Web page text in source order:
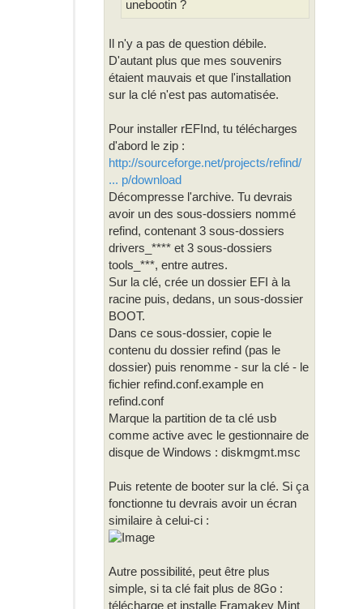
unebootin ?
Il n'y a pas de question débile.
D'autant plus que mes souvenirs
étaient mauvais et que l'installation
sur la clé n'est pas automatisée.
Pour installer rEFInd, tu télécharges
d'abord le zip :
http://sourceforge.net/projects/refind/
... p/download
Décompresse l'archive. Tu devrais
avoir un des sous-dossiers nommé
refind, contenant 3 sous-dossiers
drivers_**** et 3 sous-dossiers
tools_***, entre autres.
Sur la clé, crée un dossier EFI à la
racine puis, dedans, un sous-dossier
BOOT.
Dans ce sous-dossier, copie le
contenu du dossier refind (pas le
dossier) puis renomme - sur la clé - le
fichier refind.conf.example en
refind.conf
Marque la partition de ta clé usb
comme active avec le gestionnaire de
disque de Windows : diskmgmt.msc
Puis retente de booter sur la clé. Si ça
fonctionne tu devrais avoir un écran
similaire à celui-ci :
Autre possibilité, peut être plus
simple, si ta clé fait plus de 8Go :
télécharge et installe Framakey Mint